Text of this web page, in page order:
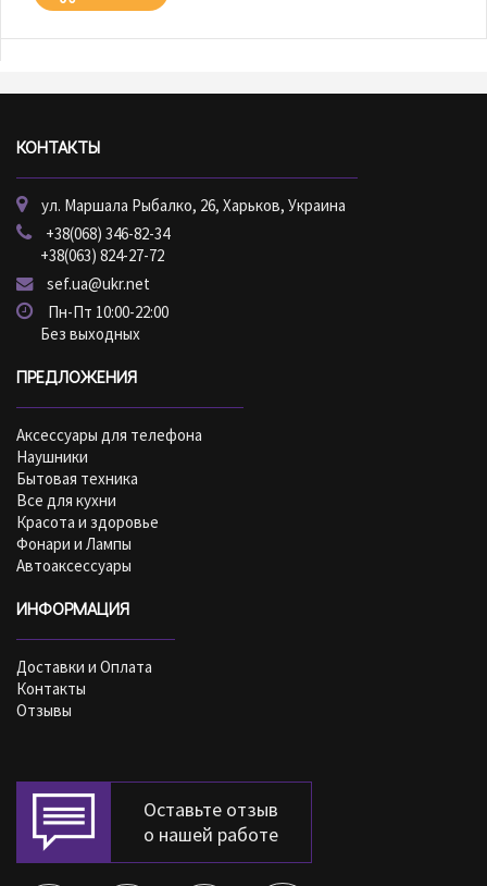
КОНТАКТЫ
ул. Маршала Рыбалко, 26, Харьков, Украина
+38(068) 346-82-34
+38(063) 824-27-72
sef.ua@ukr.net
Пн-Пт 10:00-22:00
Без выходных
ПРЕДЛОЖЕНИЯ
Аксессуары для телефона
Наушники
Бытовая техника
Все для кухни
Красота и здоровье
Фонари и Лампы
Автоаксессуары
ИНФОРМАЦИЯ
Доставки и Оплата
Контакты
Отзывы
Оставьте отзыв
о нашей работе